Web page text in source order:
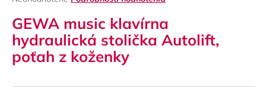
produktu
je
0,0
z
5
GEWA music klavírna
hydraulická stolička Autolift,
poťah z koženky
á
j
s
ť